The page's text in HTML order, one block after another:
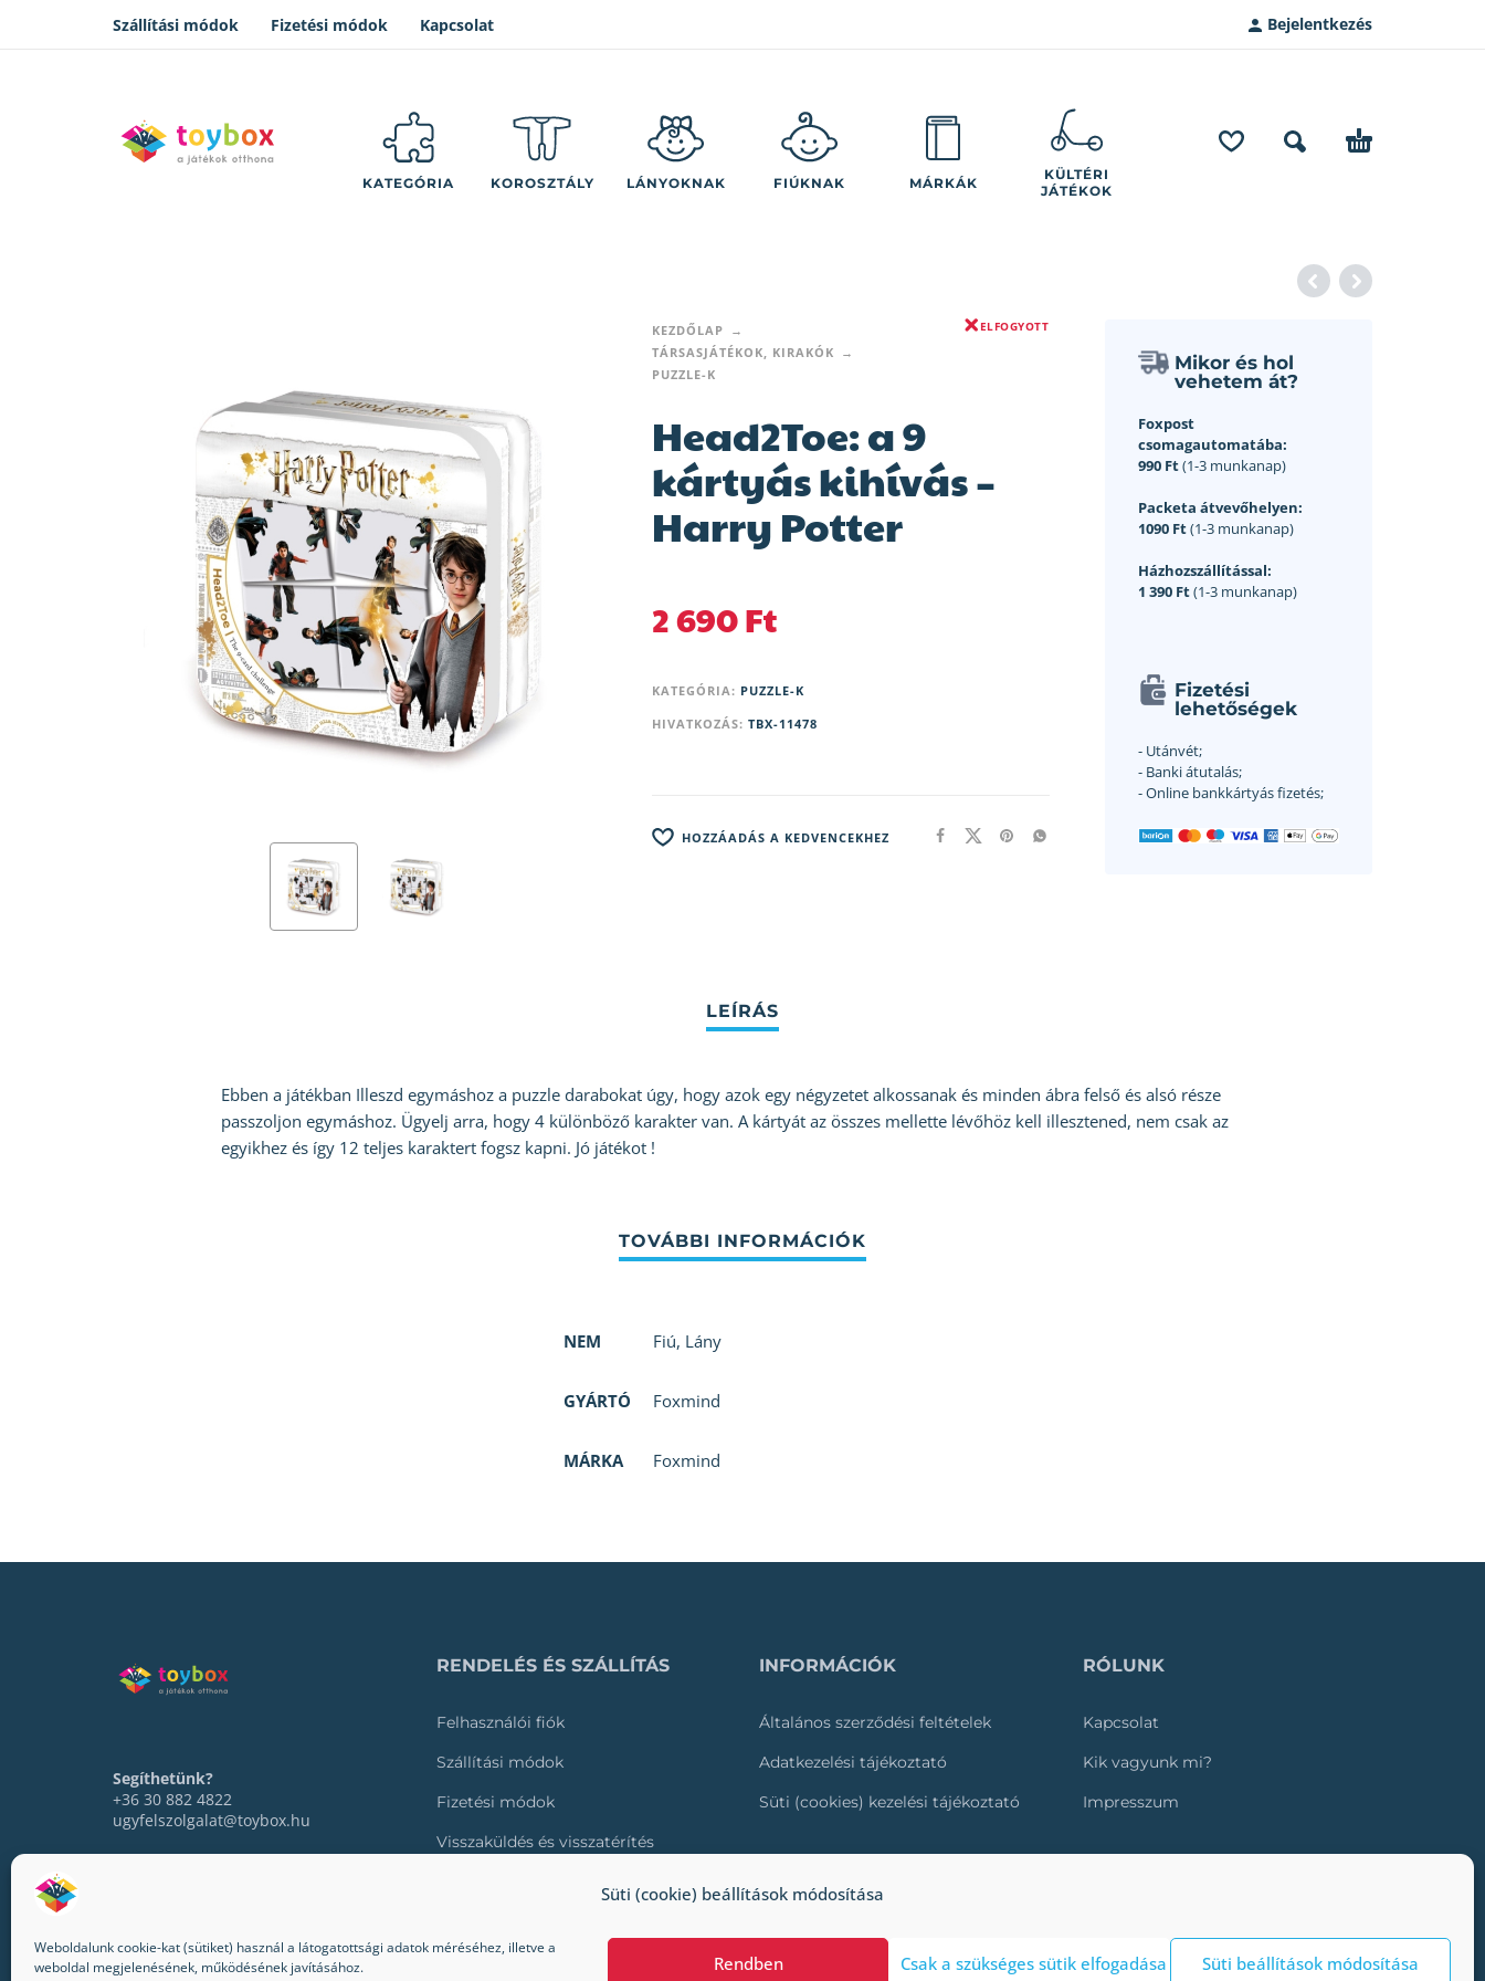
Süti (cookie) beállítások módosítása
Weboldalunk cookie-kat (sütiket) használ a látogatottsági adatok méréséhez, illetve a
weboldal megjelenésének, működésének javításához.
Rendben Csak a szükséges sütik elfogadása Süti beállítások módosítása
Szállítási módok Fizetési módok Kapcsolat Bejelentkezés
KATEGÓRIA KOROSZTÁLY LÁNYOKNAK FIÚKNAK MÁRKÁK
KÜLTÉRI
JÁTÉKOK
KEZDŐLAP
TÁRSASJÁTÉKOK, KIRAKÓK
PUZZLE-K
ELFOGYOTT
Head2Toe: a 9
kártyás kihívás –
Harry Potter
2 690Ft
KATEGÓRIA: PUZZLE-K
HIVATKOZÁS: TBX-11478
HOZZÁADÁS A KEDVENCEKHEZ
Mikor és hol
vehetem át?
Foxpost
csomagautomatába:
990 Ft(1-3 munkanap)
Packeta átvevőhelyen:
1090 Ft(1-3 munkanap)
Házhozszállítással:
1 390 Ft(1-3 munkanap)
Fizetési
lehetőségek
- Utánvét;
- Banki átutalás;
- Online bankkártyás fizetés;
Ebben a játékban Illeszd egymáshoz a puzzle darabokat úgy, hogy azok egy négyzetet alkossanak és minden ábra felső és alsó része
passzoljon egymáshoz. Ügyelj arra, hogy 4 különböző karakter van. A kártyát az összes mellette lévőhöz kell illesztened, nem csak az
egyikhez és így 12 teljes karaktert fogsz kapni. Jó játékot !
NEM Fiú, Lány
GYÁRTÓ Foxmind
MÁRKA Foxmind
Segíthetünk?
+36 30 882 4822
ugyfelszolgalat@toybox.hu
RENDELÉS ÉS SZÁLLÍTÁS
Felhasználói fiók
Szállítási módok
Fizetési módok
Visszaküldés és visszatérítés
INFORMÁCIÓK
Általános szerződési feltételek
Adatkezelési tájékoztató
Süti (cookies) kezelési tájékoztató
RÓLUNK
Kapcsolat
Kik vagyunk mi?
Impresszum